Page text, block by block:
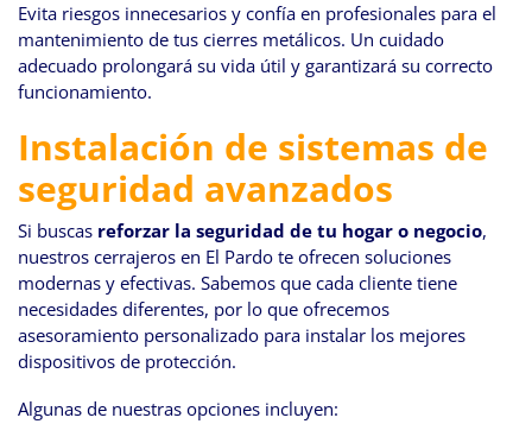
Evita riesgos innecesarios y confía en profesionales para el
mantenimiento de tus cierres metálicos. Un cuidado
adecuado prolongará su vida útil y garantizará su correcto
funcionamiento.
Instalación de sistemas de
seguridad avanzados
Si buscas reforzar la seguridad de tu hogar o negocio,
nuestros cerrajeros en El Pardo te ofrecen soluciones
modernas y efectivas. Sabemos que cada cliente tiene
necesidades diferentes, por lo que ofrecemos
asesoramiento personalizado para instalar los mejores
dispositivos de protección.
Algunas de nuestras opciones incluyen: